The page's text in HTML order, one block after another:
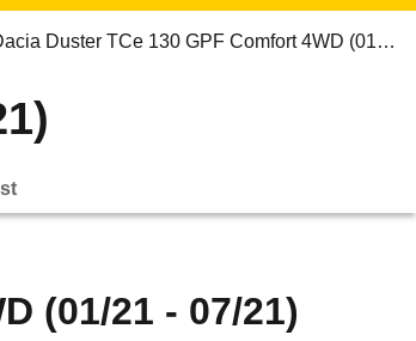
Duster TCe 130 GPF Comfort 4WD (01…
(01/21 - 07/21)